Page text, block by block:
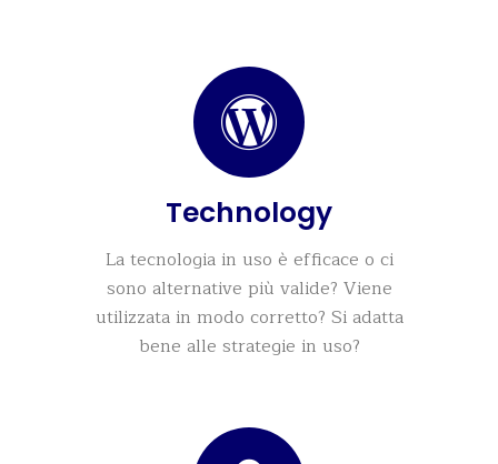
Technology
La tecnologia in uso è efficace o ci
sono alternative più valide? Viene
utilizzata in modo corretto? Si adatta
bene alle strategie in uso?